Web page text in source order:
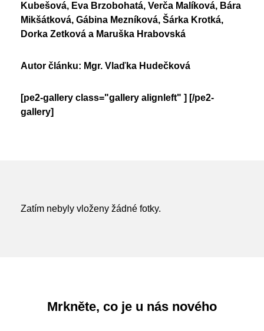
Kubešová, Eva Brzobohatá, Verča Malíková, Bára
Mikšátková, Gábina Mezníková, Šárka Krotká,
Dorka Zetková a Maruška Hrabovská
Autor článku: Mgr. Vlaďka Hudečková
[pe2-gallery class="gallery alignleft" ] [/pe2-
gallery]
Zatím nebyly vloženy žádné fotky.
Mrkněte, co je u nás nového